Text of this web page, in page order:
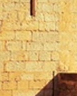
ya hayan viajado
(cuya obtención se
luna de miel